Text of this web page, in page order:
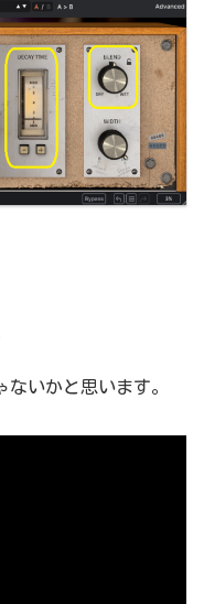
いかと思います。